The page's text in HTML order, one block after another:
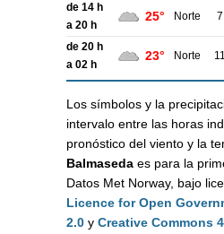
de 14 h
a 20 h
25° Norte
de 20 h
a 02 h
23° Norte
Los símbolos y la
intervalo entre las horas
pronóstico del viento y la
Balmaseda es para la
Datos Met Norway, bajo
Licence for Open
2.0 y Creative Commons